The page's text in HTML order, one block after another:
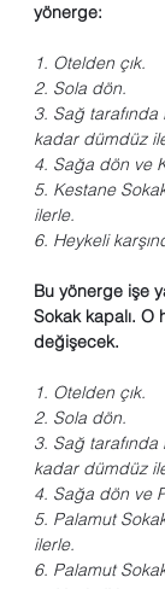
yönerge:
1. Otelden çık.
2. Sola dön.
3. Sağ tarafında
kadar dümdüz
4. Sağa dön ve
5. Kestane
ilerle.
6. Heykeli
Bu yönerge işe
Sokak kapalı. O
değişecek.
1. Otelden çık.
2. Sola dön.
3. Sağ tarafında
kadar dümdüz
4. Sağa dön ve
5. Palamut
ilerle.
6. Palamut